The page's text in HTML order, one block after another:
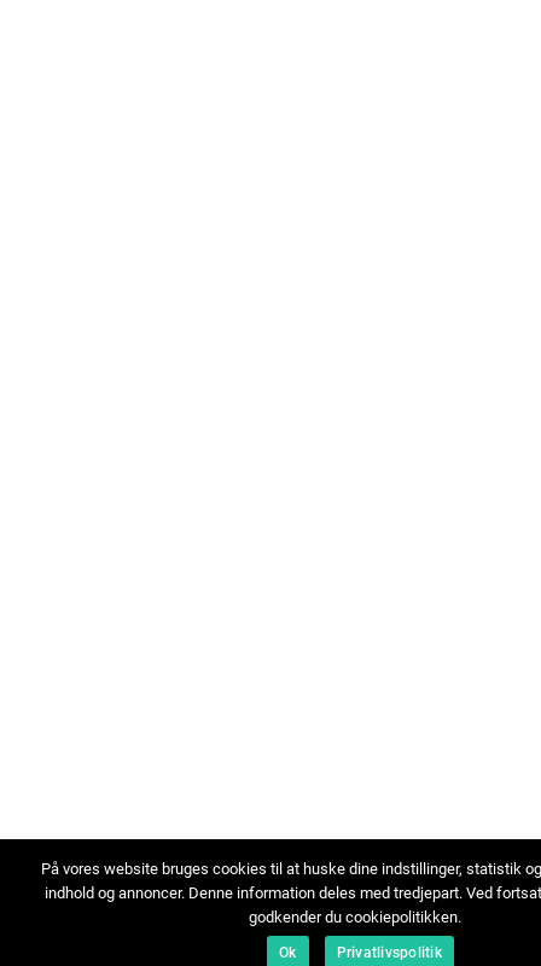
På vores website bruges cookies til at huske dine indstillinger, statistik
indhold og annoncer. Denne information deles med tredjepart. Ved
godkender du cookiepolitikken.
Ok Privatlivspolitik